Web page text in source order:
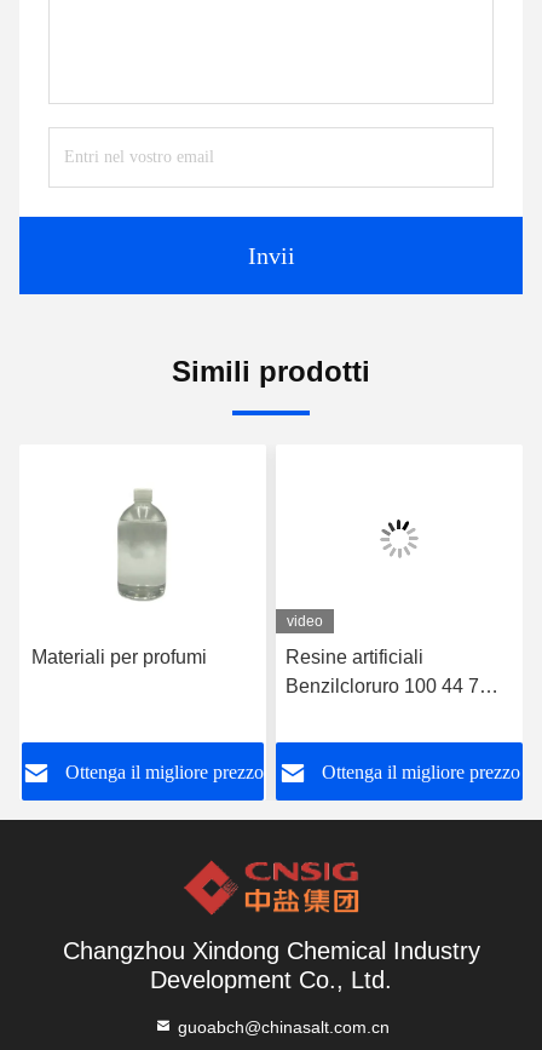
Invii
Simili prodotti
Materiali per profumi
Ottenga il migliore prezzo
video
Resine artificiali
Benzilcloruro 100 44 7
Ottenga il migliore prezzo
Changzhou Xindong Chemical Industry
Development Co., Ltd.
guoabch@chinasalt.com.cn